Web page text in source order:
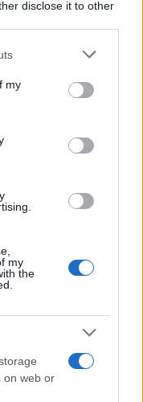
disclose it to other
one or more Google
You may click to
third-party tags to
in below Google
my
my
the
on web or
στρατηγική
Πακιστάν;
σχέδιο των
από
Patriot